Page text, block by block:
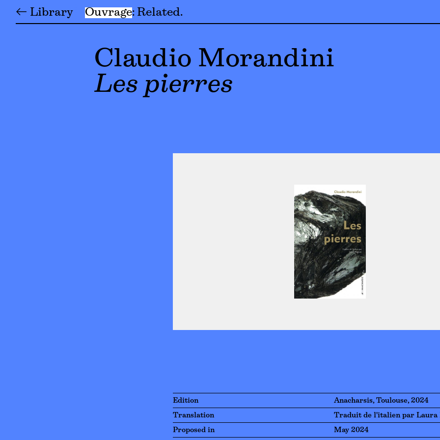
← Library Ouvrage Related
Claudio Morandini
Les pierres
Edition Anacharsis, Toulouse, 2024
Translation Traduit de l'italien par Laura
Proposed in May 2024